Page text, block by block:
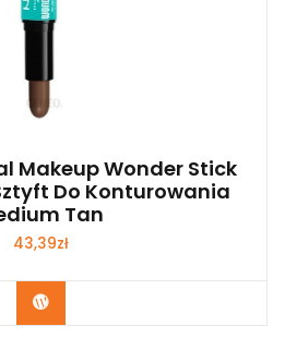
Makeup Wonder Stick
Do Konturowania
Tan
43,39zł
Zobacz